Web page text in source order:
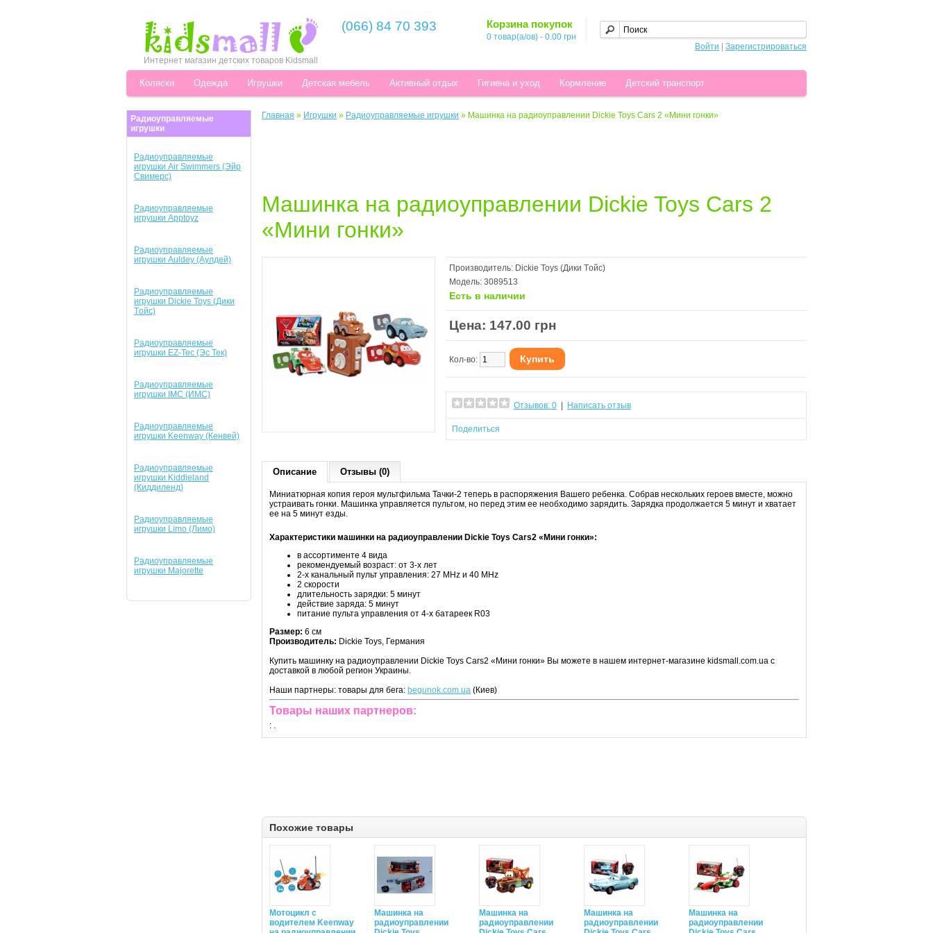
Интернет магазин детских товаров Kidsmall
(066) 84 70 393 Корзина покупок
0 товар(а/ов) - 0.00 грн
Войти
Зарегистрироваться
Коляски Одежда Игрушки Детская мебель Активный отдых Гигиена и уход Кормление Детский транспорт
Радиоуправляемые
игрушки
Радиоуправляемые
игрушки Air Swimmers (Эйр
Свимерc)
Радиоуправляемые
игрушки Apptoyz
Радиоуправляемые
игрушки Auldey (Аулдей)
Радиоуправляемые
игрушки Dickie Toys (Дики
Tойс)
Радиоуправляемые
игрушки EZ-Tec (Эс Тек)
Радиоуправляемые
игрушки IMC (ИМС)
Радиоуправляемые
игрушки Keenway (Кенвей)
Радиоуправляемые
игрушки Kiddieland
(Киддиленд)
Радиоуправляемые
игрушки Limo (Лимо)
Радиоуправляемые
игрушки Majorette
Главная » Игрушки » Радиоуправляемые игрушки » Машинка на радиоуправлении Dickie Toys Cars 2 «Мини гонки»
Машинка на радиоуправлении Dickie Toys Cars 2
«Мини гонки»
Производитель: Dickie Toys (Дики Tойс)
Модель: 3089513
Есть в наличии
Цена: 147.00 грн
Кол-во: Купить
Отзывов: 0 Написать отзыв
Поделиться
Описание Отзывы (0)
Миниатюрная копия героя мультфильма Тачки-2 теперь в распоряжения Вашего ребенка. Собрав нескольких героев вместе, можно
устраивать гонки. Машинка управляется пультом, но перед этим ее необходимо зарядить. Зарядка продолжается 5 минут и хватает
ее на 5 минут езды.
Характеристики машинки на радиоуправлении Dickie Toys Cars2 «Мини гонки»:
в ассортименте 4 вида
рекомендуемый возраст: от 3-х лет
2-х канальный пульт управления: 27 MHz и 40 MHz
2 скорости
длительность зарядки: 5 минут
действие заряда: 5 минут
питание пульта управления от 4-х батареек R03
Размер: 6 см
Производитель: Dickie Toys, Германия
Купить машинку на радиоуправлении Dickie Toys Cars2 «Мини гонки» Вы можете в нашем интернет-магазине kidsmall.com.ua с
доставкой в любой регион Украины.
Наши партнеры: товары для бега: begunok.com.ua (Киев)
Товары наших партнеров:
: .
Похожие товары
Мотоцикл с
водителем Keenway
Машинка на
радиоуправлении
Машинка на
радиоуправлении
Машинка на
радиоуправлении
Машинка на
радиоуправлении